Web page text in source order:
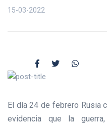
15-03-2022
El día 24 de febrero Rusia
evidencia que la